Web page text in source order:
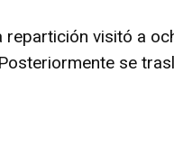
visitó a
se